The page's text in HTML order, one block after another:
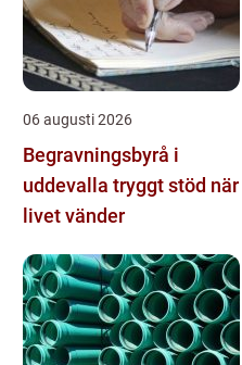
06 augusti 2026
Begravningsbyrå i
uddevalla tryggt stöd när
livet vänder